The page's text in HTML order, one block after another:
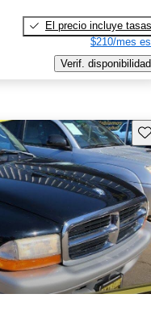
El precio incluye tasas
$210/mes
Verif. disponibilidad